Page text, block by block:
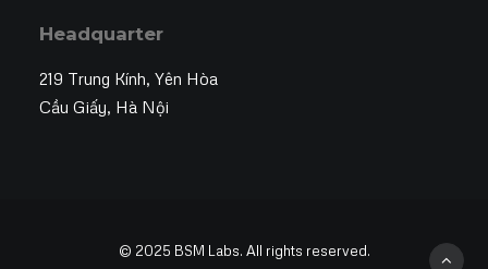
Headquarter
219 Trung Kính, Yên Hòa
Cầu Giấy, Hà Nội
© 2025 BSM Labs. All rights reserved.